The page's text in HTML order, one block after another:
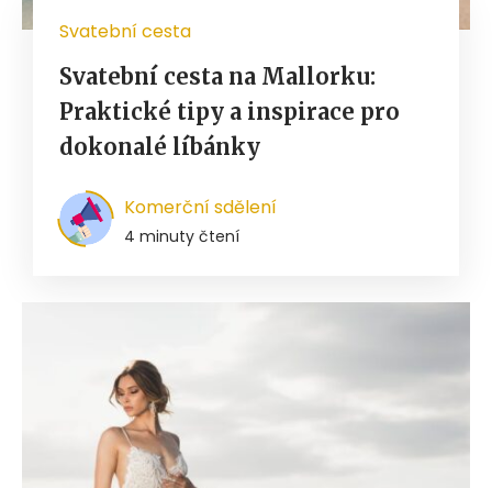
Svatební cesta
Svatební cesta na Mallorku:
Praktické tipy a inspirace pro
dokonalé líbánky
Komerční sdělení
4 minuty čtení